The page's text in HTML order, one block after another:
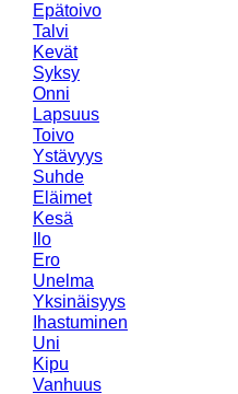
Epätoivo
Talvi
Kevät
Syksy
Onni
Lapsuus
Toivo
Ystävyys
Suhde
Eläimet
Kesä
Ilo
Ero
Unelma
Yksinäisyys
Ihastuminen
Uni
Kipu
Vanhuus